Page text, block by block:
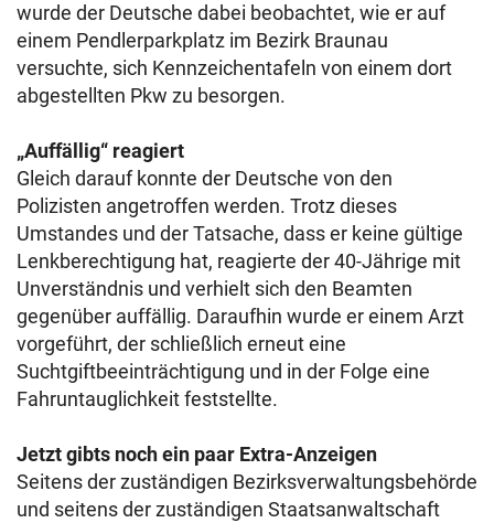
wurde der Deutsche dabei beobachtet, wie er auf
einem Pendlerparkplatz im Bezirk Braunau
versuchte, sich Kennzeichentafeln von einem dort
abgestellten Pkw zu besorgen.
„Auffällig“ reagiert
Gleich darauf konnte der Deutsche von den
Polizisten angetroffen werden. Trotz dieses
Umstandes und der Tatsache, dass er keine gültige
Lenkberechtigung hat, reagierte der 40-Jährige mit
Unverständnis und verhielt sich den Beamten
gegenüber auffällig. Daraufhin wurde er einem Arzt
vorgeführt, der schließlich erneut eine
Suchtgiftbeeinträchtigung und in der Folge eine
Fahruntauglichkeit feststellte.
Jetzt gibts noch ein paar Extra-Anzeigen
Seitens der zuständigen Bezirksverwaltungsbehörde
und seitens der zuständigen Staatsanwaltschaft